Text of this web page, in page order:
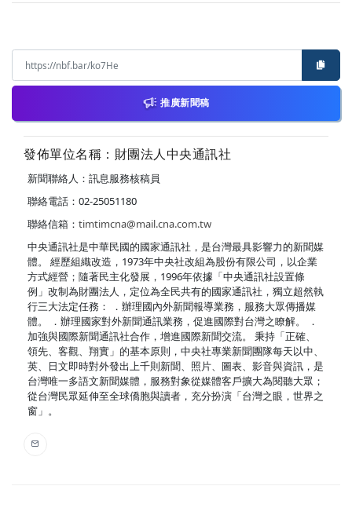
推廣新聞稿
發佈單位名稱：財團法人中央通訊社
新聞聯絡人：訊息服務核稿員
聯絡電話：02-25051180
聯絡信箱： timtimcna@mail.cna.com.tw
中央通訊社是中華民國的國家通訊社，是台灣最具影響力的新聞媒
體。 經歷組織改造，1973年中央社改組為股份有限公司，以企業
方式經營；隨著民主化發展，1996年依據「中央通訊社設置條
例」改制為財團法人，定位為全民共有的國家通訊社，獨立超然執
行三大法定任務： ．辦理國內外新聞報導業務，服務大眾傳播媒
體。 ．辦理國家對外新聞通訊業務，促進國際對台灣之瞭解。 ．
加強與國際新聞通訊社合作，增進國際新聞交流。 秉持「正確、
領先、客觀、翔實」的基本原則，中央社專業新聞團隊每天以中、
英、日文即時對外發出上千則新聞、照片、圖表、影音與資訊，是
台灣唯一多語文新聞媒體，服務對象從媒體客戶擴大為閱聽大眾；
從台灣民眾延伸至全球僑胞與讀者，充分扮演「台灣之眼，世界之
窗」。